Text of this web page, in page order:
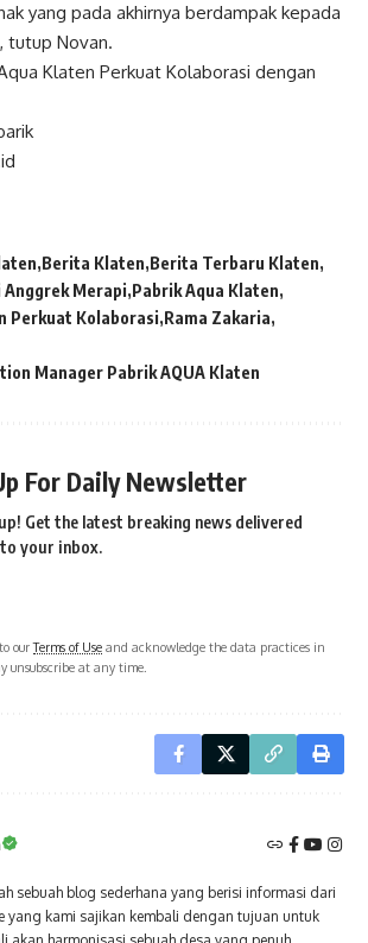
yang pada akhirnya berdampak kepada
tutup Novan.
Klaten Perkuat Kolaborasi dengan
Berita Klaten Berita Terbaru Klaten
Anggrek Merapi Pabrik Aqua Klaten
Perkuat Kolaborasi Rama Zakaria
Manager Pabrik AQUA Klaten
For Daily Newsletter
Get the latest breaking news delivered
your inbox.
ourTerms of Use and acknowledge the data practices in
unsubscribe at any time.
sebuah blog sederhana yang berisi informasi dari
yang kami sajikan kembali dengan tujuan untuk